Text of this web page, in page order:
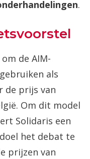
.
de AIM-
als
de prijs van
Om dit model
Solidaris een
het debat te
prijzen van